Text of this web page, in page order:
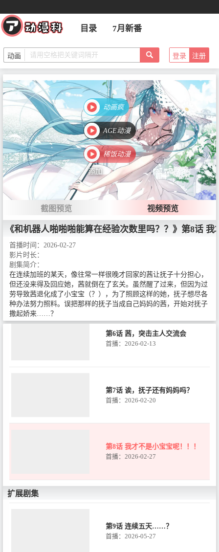
目录 7月新番
登录 注册
动画疯
AGE动漫
稀饭动漫
添加
截图预览 视频预览
《和机器人啪啪啪能算在经验次数里吗？？》第8话 我
首播时间： 2026-02-27
影片时长：
剧集简介：
在连续加班的某天，像往常一样很晚才回家的茜让抚子十分担心，
但还没来得及回应她，茜就倒在了玄关。虽然醒了过来，但因为过
劳导致茜退化成了小宝宝（？），为了照顾这样的她，抚子想尽各
种办法努力照料。误把那样的抚子当成自己妈妈的茜，开始对抚子
撒起娇来……？
正式剧集
第1话 我的人生好像完蛋了
首播：2026-01-09
第2话 根本一点都不好……
首播：2026-01-16
第3话 电源开关在嘴里……！？
首播：2026-01-23
第4话 直呼名字，心脏受不了啊！
首播：2026-01-30
第5话 关于抚子机能过于强大这件
事
首播：2026-02-06
第6话 茜，突击主人交流会
首播：2026-02-13
第7话 诶，抚子还有妈妈吗？
首播：2026-02-20
第8话 我才不是小宝宝呢！！！
首播：2026-02-27
扩展剧集
第9话 连续五天……？
首播：2026-05-27